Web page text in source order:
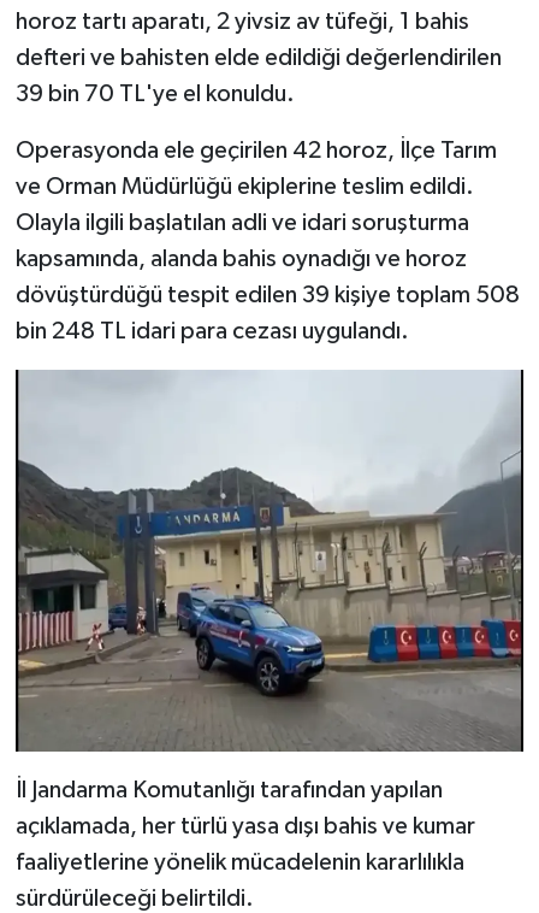
horoz tartı aparatı, 2 yivsiz av tüfeği, 1 bahis
defteri ve bahisten elde edildiği değerlendirilen
39 bin 70 TL'ye el konuldu.
Operasyonda ele geçirilen 42 horoz, İlçe Tarım
ve Orman Müdürlüğü ekiplerine teslim edildi.
Olayla ilgili başlatılan adli ve idari soruşturma
kapsamında, alanda bahis oynadığı ve horoz
dövüştürdüğü tespit edilen 39 kişiye toplam 508
bin 248 TL idari para cezası uygulandı.
İl Jandarma Komutanlığı tarafından yapılan
açıklamada, her türlü yasa dışı bahis ve kumar
faaliyetlerine yönelik mücadelenin kararlılıkla
sürdürüleceği belirtildi.